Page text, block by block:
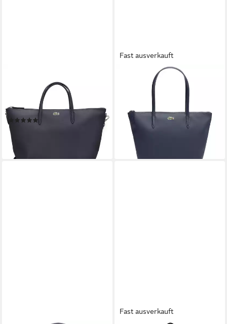
Handtasche L.12.12 Concept
Tote - Henkeltasche 28 cm
(eclipse)
115,00 €
lieferbar - in 2-3 Werktagen bei dir
Fast ausverkauft
Umhängetasche L12.12
Concept - Shopper S 24.5 cm
(penombre)
95,00 €
lieferbar - in 2-3 Werktagen bei dir
Fast ausverkauft